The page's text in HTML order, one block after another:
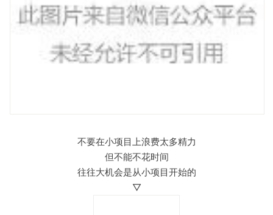
不要在小项目上浪费太多精力
但不能不花时间
往往大机会是从小项目开始的
▽